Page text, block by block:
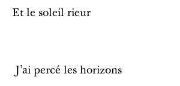
Et le soleil rieur
J’ai percé les horizons